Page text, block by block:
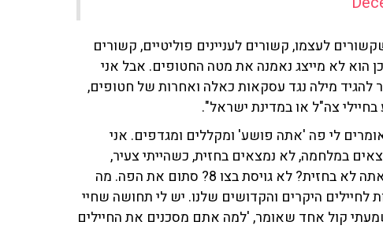
לעצמו, קשורים לעניינים פוליטיים, קשורים
הוא לא מייצג נאמנה את מטה החטופים. אבל אני
להגיד מילה נגד עסקאות כאלה ואחרות של חטופים,
צה"ל או במדינת ישראל".
לי פה 'אתה פושע' ומקללים ומגדפים. אני
במלחמה, לא נמצאים בחזית, כשהייתי צעיר,
אנשים כאלה היו מתחבאים בשקט. אתה לא נלחם? אתה לא בחזית? לא גויסת בצו 8? סתום את הפה. מה
לחיילים היקרים והקדושים שלנו. יש לי תחושה שחיי
קול אחד שאומר, 'למה אתם מסכנים את החיילים